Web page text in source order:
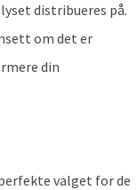
distribueres på.
om det er
din
valget for de